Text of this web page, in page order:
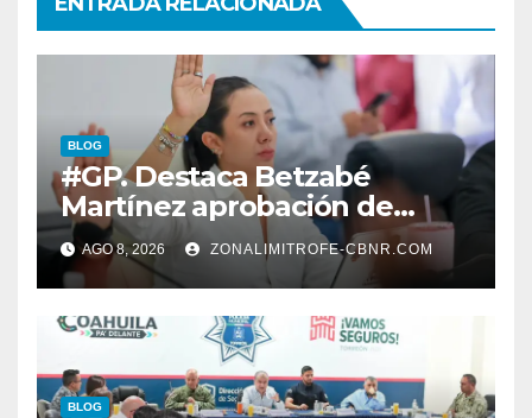
BLOG
#GP. Destaca Betzabé
Martínez aprobación de
nuevas normas para
fortalecer la ética y
transparencia*
AGO 8, 2026 ZONALIMITROFE-CBNR.COM
BLOG